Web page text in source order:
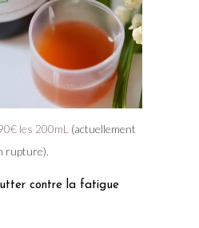
les 200mL (actuellement
rupture).
contre la fatigue